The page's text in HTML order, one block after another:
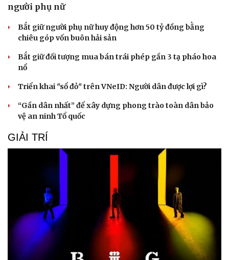
người phụ nữ
Bắt giữ người phụ nữ huy động hơn 50 tỷ đồng bằng
chiêu góp vốn buôn hải sản
Bắt giữ đối tượng mua bán trái phép gần 3 tạ pháo hoa
nổ
Triển khai "sổ đỏ" trên VNeID: Người dân được lợi gì?
“Gần dân nhất” để xây dựng phong trào toàn dân bảo
vệ an ninh Tổ quốc
GIẢI TRÍ